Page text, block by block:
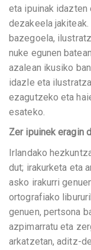
eta ipuinak idazten
dezakeela
bazegoela,
nuke egunen
azalean ikusiko
idazle eta
ezagutzeko eta
esateko.
Zer ipuinek eragin
Irlandako
dut; irakurketa eta
asko irakurri
ortografiako
genuen, pertsona
azpimarratu eta
arkatzetan, aditz-